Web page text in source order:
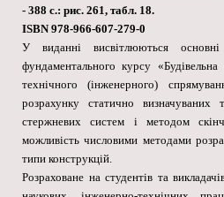
- 388 с.: рис. 261, табл. 18.
ISBN 978-966-607-279-0
У виданні висвітлюються
фундаментального курсу «Будівельна
технічного (інженерного)
розрахунку статично визначуваних
стержневих систем і методом
можливість числовими методами
типи конструкцій.
Розраховане на студентів та